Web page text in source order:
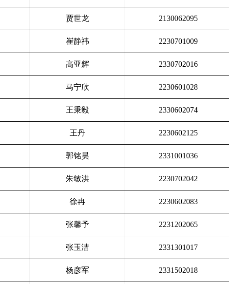
贾世龙 2130062095
崔静祎 2230701009
高亚辉 2330702016
马宁欣 2230601028
王秉毅 2330602074
王丹 2230602125
郭铭昊 2331001036
朱敏洪 2230702042
徐冉 2230602083
张馨予 2231202065
张玉洁 2331301017
杨彦军 2331502018